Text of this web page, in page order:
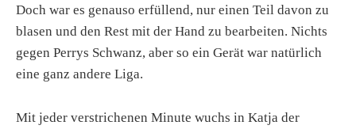
Doch war es genauso erfüllend, nur einen Teil davon zu
blasen und den Rest mit der Hand zu bearbeiten. Nichts
gegen Perrys Schwanz, aber so ein Gerät war natürlich
eine ganz andere Liga.
Mit jeder verstrichenen Minute wuchs in Katja der